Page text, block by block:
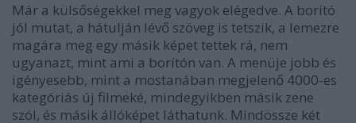
Már a külsőségekkel meg vagyok elégedve. A borító
jól mutat, a hátulján lévő szöveg is tetszik, a lemezre
magára meg egy másik képet tettek rá, nem
ugyanazt, mint ami a borítón van. A menüje jobb és
igényesebb, mint a mostanában megjelenő 4000-es
kategóriás új filmeké, mindegyikben másik zene
szól, és másik állóképet láthatunk. Mindössze két